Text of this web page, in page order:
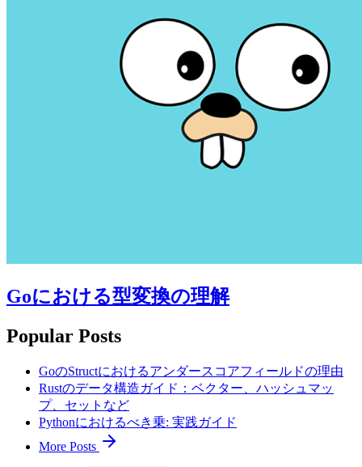
Goにおける型変換の理解
Popular Posts
GoのStructにおけるアンダースコアフィールドの理由
Rustのデータ構造ガイド：ベクター、ハッシュマッ
プ、セットなど
Pythonにおけるべき乗: 実践ガイド
More Posts